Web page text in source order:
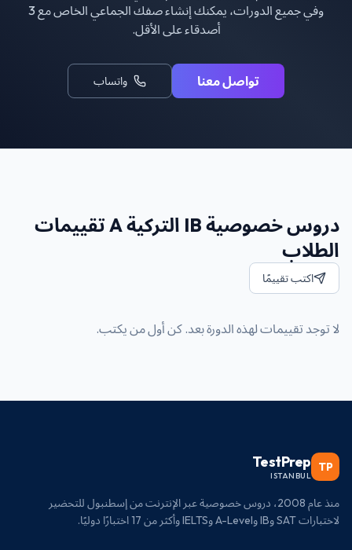
وفي جميع الدورات، يمكنك إنشاء صفك الجماعي الخاص مع 3
أصدقاء على الأقل.
تواصل معنا واتساب
دروس خصوصية IB التركية A تقييمات
الطلاب
اكتب تقييمًا
لا توجد تقييمات لهذه الدورة بعد. كن أول من يكتب.
TP
TestPrep
ISTANBUL
منذ عام 2008، دروس خصوصية عبر الإنترنت من إسطنبول للتحضير
لاختبارات SAT وIB وA-Level وIELTS وأكثر من 17 اختبارًا دوليًا.